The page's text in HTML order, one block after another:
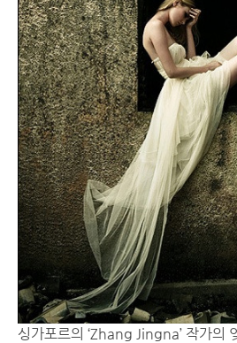
싱가포르의 ‘Zhang Jingna’ 작가